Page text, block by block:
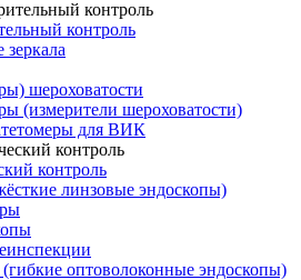
контроль
шероховатости
(измерители шероховатости)
для ВИК
контроль
линзовые эндоскопы)
оптоволоконные эндоскопы)